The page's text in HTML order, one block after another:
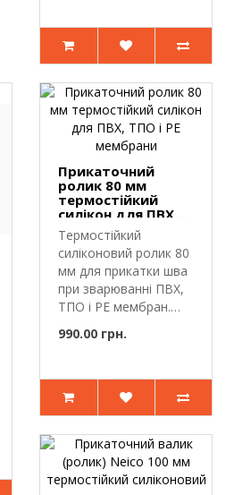
Прикаточний
ролик 80 мм
термостійкий
силікон для ПВХ,
ТПО і PE мембрани
Термостійкий
силіконовий ролик 80
мм для прикатки шва
при зварюванні ПВХ,
ТПО і PE мембран.
990.00 грн.